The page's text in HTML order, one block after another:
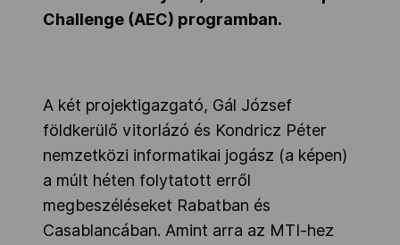
Adatbank
Challenge (AEC) programban.
A két projektigazgató, Gál József
földkerülő vitorlázó és Kondricz Péter
nemzetközi informatikai jogász (a képen)
a múlt héten folytatott erről
megbeszéléseket Rabatban és
Casablancában. Amint arra az MTI-hez